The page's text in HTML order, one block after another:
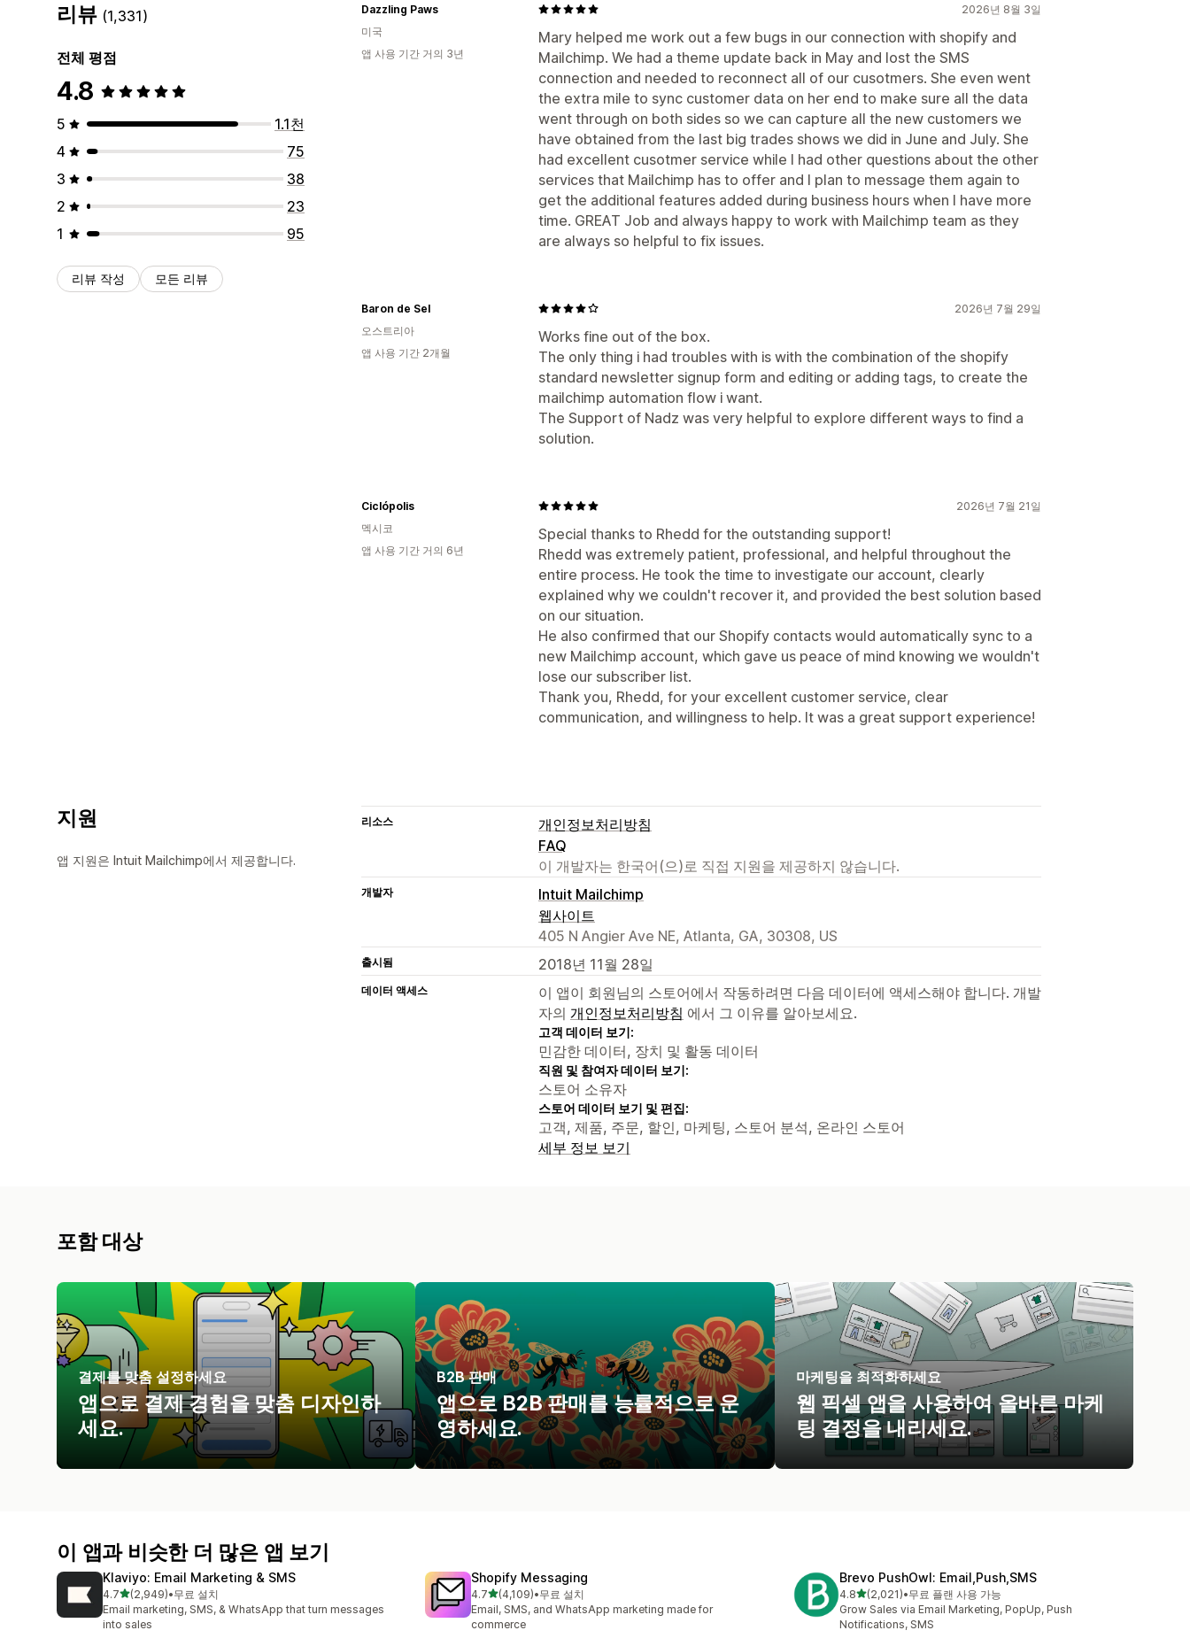
리뷰 (1,331)
전체 평점
4.8
5
1.1천
4
75
3
38
2
23
1
95
리뷰 작성 모든 리뷰
2026년 8월 3일
Mary helped me work out a few bugs in our connection with shopify and
Mailchimp. We had a theme update back in May and lost the SMS
connection and needed to reconnect all of our cusotmers. She even went
the extra mile to sync customer data on her end to make sure all the data
went through on both sides so we can capture all the new customers we
have obtained from the last big trades shows we did in June and July. She
had excellent cusotmer service while I had other questions about the other
services that Mailchimp has to offer and I plan to message them again to
get the additional features added during business hours when I have more
time. GREAT Job and always happy to work with Mailchimp team as they
are always so helpful to fix issues.
Dazzling Paws
미국
앱 사용 기간 거의 3년
2026년 7월 29일
Works fine out of the box.
The only thing i had troubles with is with the combination of the shopify
standard newsletter signup form and editing or adding tags, to create the
mailchimp automation flow i want.
The Support of Nadz was very helpful to explore different ways to find a
solution.
Baron de Sel
오스트리아
앱 사용 기간 2개월
2026년 7월 21일
Special thanks to Rhedd for the outstanding support!
Rhedd was extremely patient, professional, and helpful throughout the
entire process. He took the time to investigate our account, clearly
explained why we couldn't recover it, and provided the best solution based
on our situation.
He also confirmed that our Shopify contacts would automatically sync to a
new Mailchimp account, which gave us peace of mind knowing we wouldn't
lose our subscriber list.
Thank you, Rhedd, for your excellent customer service, clear
communication, and willingness to help. It was a great support experience!
Ciclópolis
멕시코
앱 사용 기간 거의 6년
지원
앱 지원은 Intuit Mailchimp에서 제공합니다.
리소스
개인정보처리방침
FAQ
이 개발자는 한국어(으)로 직접 지원을 제공하지 않습니다.
개발자
Intuit Mailchimp
웹사이트
405 N Angier Ave NE, Atlanta, GA, 30308, US
출시됨 2018년 11월 28일
데이터 액세스
이 앱이 회원님의 스토어에서 작동하려면 다음 데이터에 액세스해야 합니다. 개발
자의 개인정보처리방침 에서 그 이유를 알아보세요.
고객 데이터 보기:
민감한 데이터, 장치 및 활동 데이터
직원 및 참여자 데이터 보기:
스토어 소유자
스토어 데이터 보기 및 편집:
고객, 제품, 주문, 할인, 마케팅, 스토어 분석, 온라인 스토어
세부 정보 보기
포함 대상
결제를 맞춤 설정하세요
앱으로 결제 경험을 맞춤 디자인하
세요.
B2B 판매
앱으로 B2B 판매를 능률적으로 운
영하세요.
마케팅을 최적화하세요
웹 픽셀 앱을 사용하여 올바른 마케
팅 결정을 내리세요.
이 앱과 비슷한 더 많은 앱 보기
Klaviyo: Email Marketing & SMS
4.7별 5개 중
(2,949)
총 리뷰 2949개
•무료 설치
Email marketing, SMS, & WhatsApp that turn messages
into sales
Shopify Messaging
4.7별 5개 중
(4,109)
총 리뷰 4109개
•무료 설치
Email, SMS, and WhatsApp marketing made for
commerce
Brevo PushOwl: Email,Push,SMS
4.8별 5개 중
(2,021)
총 리뷰 2021개
•무료 플랜 사용 가능
Grow Sales via Email Marketing, PopUp, Push
Notifications, SMS